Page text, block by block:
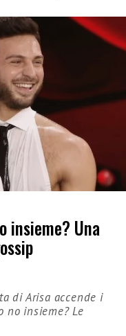
insieme? Una
di Arisa accende i
no insieme? Le